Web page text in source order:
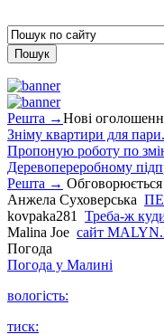
Решта →Нові
Зніму квартири для
Пропоную роботу по
Деревопереробному
Решта → Обговорюється
Анжела Суховерська
kovpaka281
Треба-ж
Malina Joe сайт
Погода
Погода у Малині
вологість:
тиск: